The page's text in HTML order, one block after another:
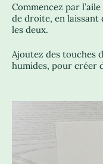
Commencez par
de droite, en laissant
les deux.
Ajoutez des touches
humides, pour créer